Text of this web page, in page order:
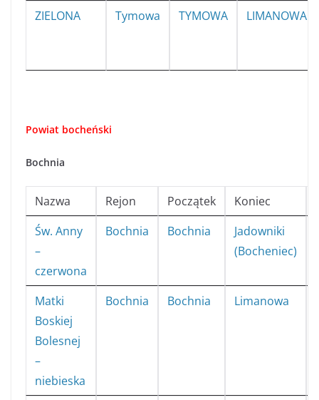
ZIELONA Tymowa TYMOWA LIMANOWA
Powiat bocheński
Bochnia
Nazwa Rejon Początek Koniec
Św. Anny
–
czerwona
Bochnia Bochnia
Jadowniki
(Bocheniec)
Matki
Boskiej
Bolesnej
–
niebieska
Bochnia Bochnia Limanowa